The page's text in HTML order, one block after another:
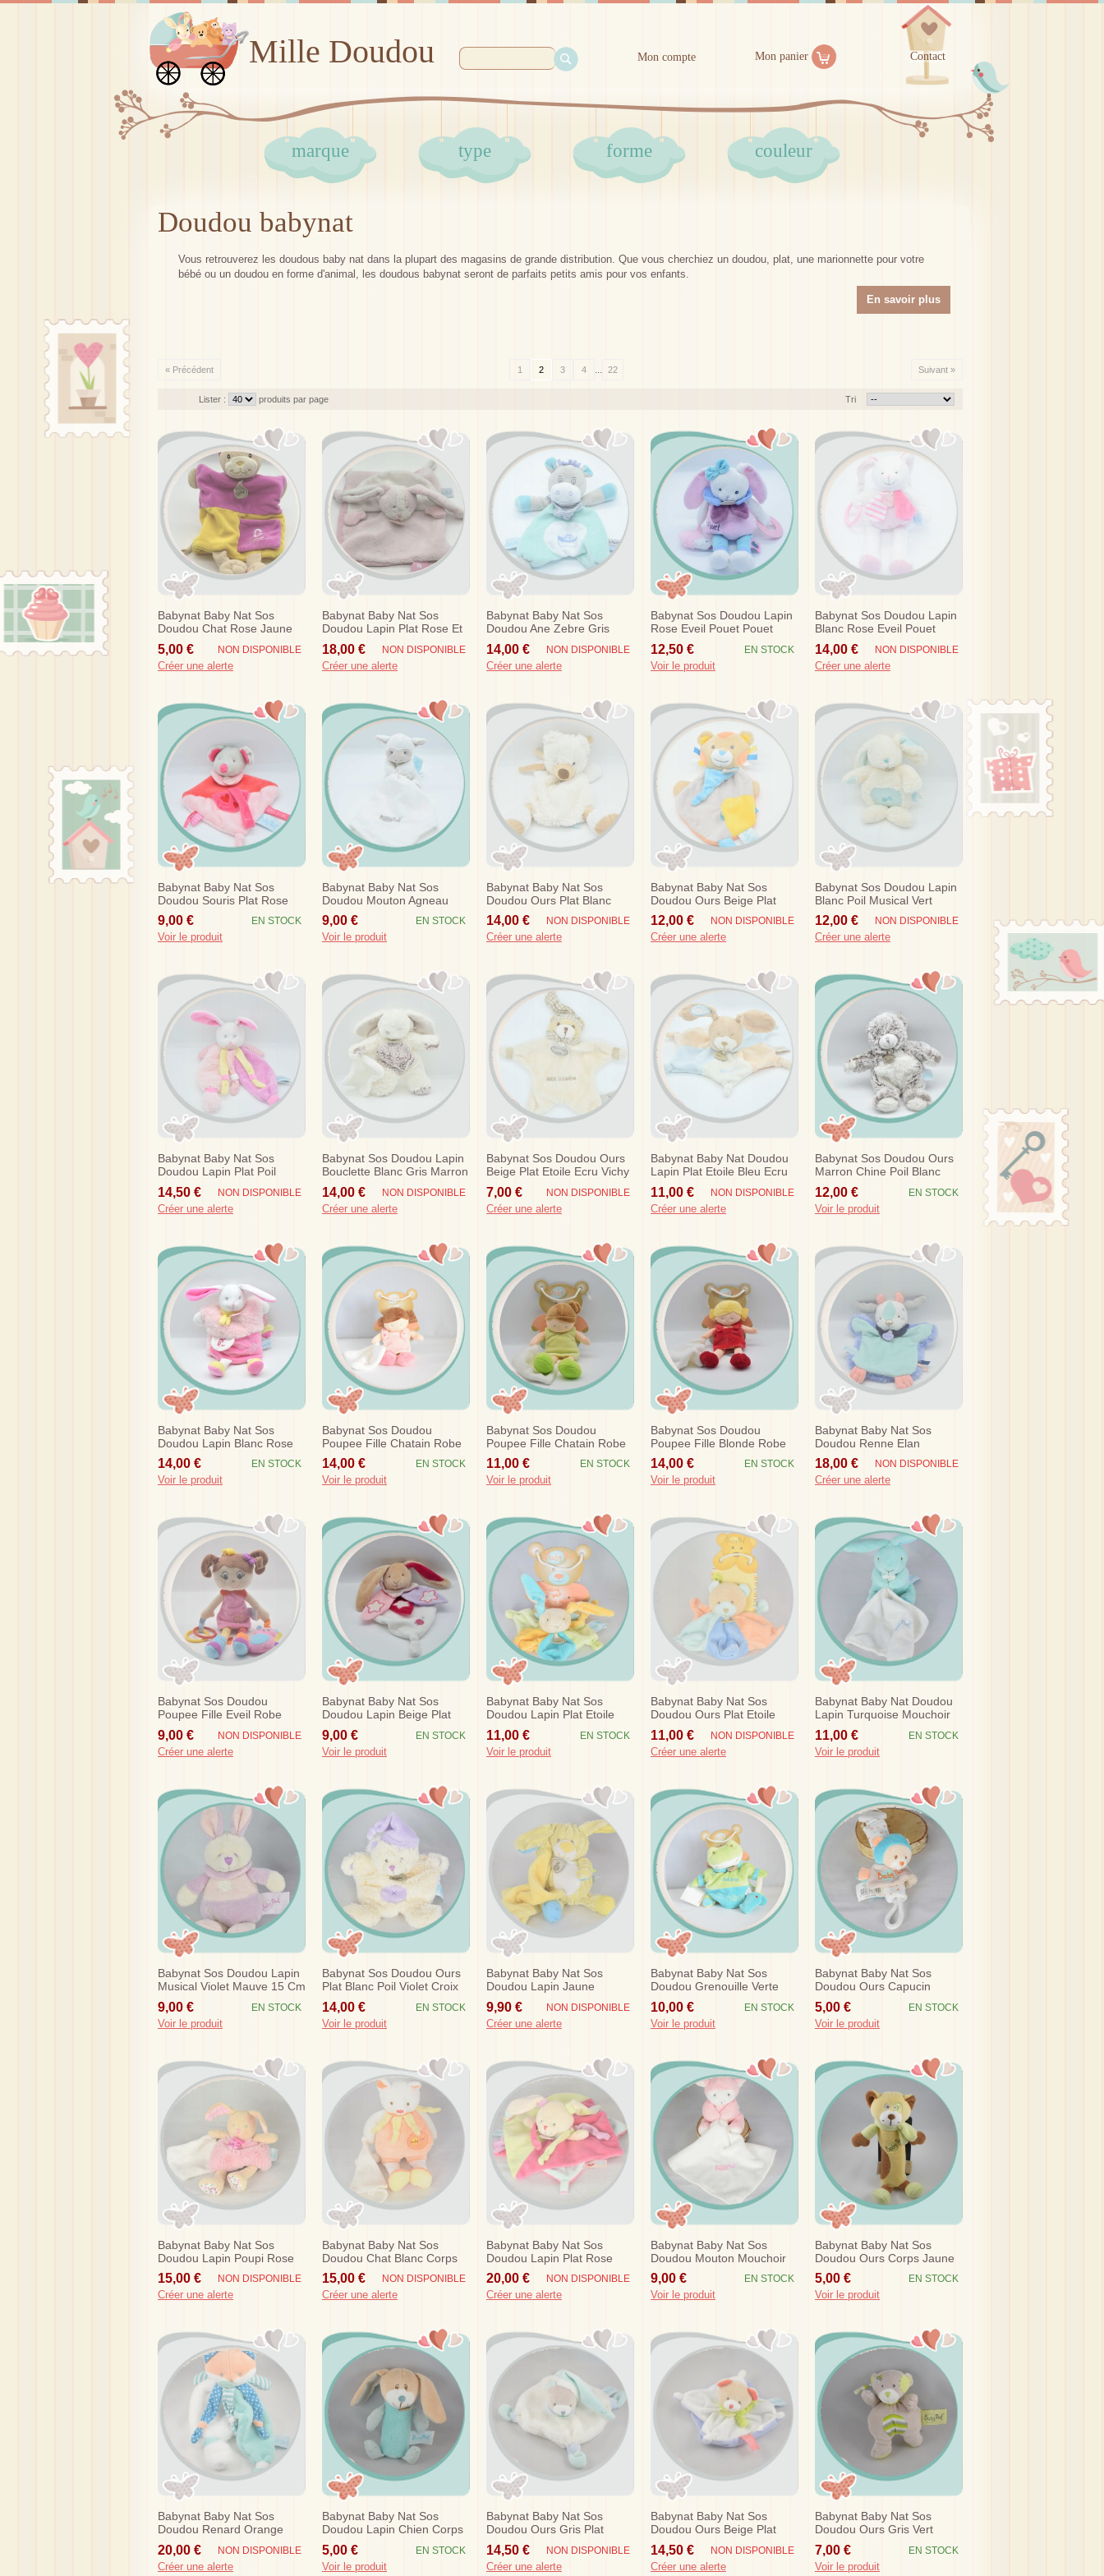
Mille Doudou Mon compte Mon panier Contact
marque type forme couleur
Doudou babynat
Vous retrouverez les doudous baby nat dans la plupart des magasins de grande distribution. Que vous cherchiez un doudou, plat, une marionnette pour votre
bébé ou un doudou en forme d'animal, les doudous babynat seront de parfaits petits amis pour vos enfants.
En savoir plus
« Précédent 1 2 3 4 ... 22 Suivant »
Tri
Lister : produits par page
Babynat Baby Nat Sos
Doudou Chat Rose Jaune
Marionnette C Comme
5,00 € NON DISPONIBLE
Créer une alerte
Babynat Baby Nat Sos
Doudou Lapin Plat Rose Et
Blanc Les Toudoux Bn0271
18,00 € NON DISPONIBLE
Créer une alerte
Babynat Baby Nat Sos
Doudou Ane Zebre Gris
Bleu Plat Picotin
14,00 € NON DISPONIBLE
Créer une alerte
Babynat Sos Doudou Lapin
Rose Eveil Pouet Pouet
Herisson Berry
12,50 € EN STOCK
Voir le produit
Babynat Sos Doudou Lapin
Blanc Rose Eveil Pouet
Pouet
14,00 € NON DISPONIBLE
Créer une alerte
Babynat Baby Nat Sos
Doudou Souris Plat Rose
Coeur Attache Tetine
9,00 € EN STOCK
Voir le produit
Babynat Baby Nat Sos
Doudou Mouton Agneau
Mouchoir Blanc Gris
9,00 € EN STOCK
Voir le produit
Babynat Baby Nat Sos
Doudou Ours Plat Blanc
Echarpe Beige Marron
Bn940
14,00 € NON DISPONIBLE
Créer une alerte
Babynat Baby Nat Sos
Doudou Ours Beige Plat
Indien Gris Jaune Orange
12,00 € NON DISPONIBLE
Créer une alerte
Babynat Sos Doudou Lapin
Blanc Poil Musical Vert
12,00 € NON DISPONIBLE
Créer une alerte
Babynat Baby Nat Sos
Doudou Lapin Plat Poil
Rose Fushia Jaune Poupi
14,50 € NON DISPONIBLE
Créer une alerte
Babynat Sos Doudou Lapin
Bouclette Blanc Gris Marron
Chine Mouchoir Bn664
14,00 € NON DISPONIBLE
Créer une alerte
Babynat Sos Doudou Ours
Beige Plat Etoile Ecru Vichy
7,00 € NON DISPONIBLE
Créer une alerte
Babynat Baby Nat Doudou
Lapin Plat Etoile Bleu Ecru
Miam
11,00 € NON DISPONIBLE
Créer une alerte
Babynat Sos Doudou Ours
Marron Chine Poil Blanc
Flocons
12,00 € EN STOCK
Voir le produit
Babynat Baby Nat Sos
Doudou Lapin Blanc Rose
Marionnette F Douillettes
14,00 € EN STOCK
Voir le produit
Babynat Sos Doudou
Poupee Fille Chatain Robe
Rose Clair Chipies Bn757
14,00 € EN STOCK
Voir le produit
Babynat Sos Doudou
Poupee Fille Chatain Robe
Verte Chipies Bn757
11,00 € EN STOCK
Voir le produit
Babynat Sos Doudou
Poupee Fille Blonde Robe
Rose Fushia Chipies Bn757
14,00 € EN STOCK
Voir le produit
Babynat Baby Nat Sos
Doudou Renne Elan
Neskimos Marionnette
Bn0398
18,00 € NON DISPONIBLE
Créer une alerte
Babynat Sos Doudou
Poupee Fille Eveil Robe
Rose
9,00 € NON DISPONIBLE
Créer une alerte
Babynat Baby Nat Sos
Doudou Lapin Beige Plat
Blanc Rose Fluorescent
Etoile
9,00 € EN STOCK
Voir le produit
Babynat Baby Nat Sos
Doudou Lapin Plat Etoile
Vert Jaune
11,00 € EN STOCK
Voir le produit
Babynat Baby Nat Sos
Doudou Ours Plat Etoile
Bleu Orange
11,00 € NON DISPONIBLE
Créer une alerte
Babynat Baby Nat Doudou
Lapin Turquoise Mouchoir
Blanc
11,00 € EN STOCK
Voir le produit
Babynat Sos Doudou Lapin
Musical Violet Mauve 15 Cm
9,00 € EN STOCK
Voir le produit
Babynat Sos Doudou Ours
Plat Blanc Poil Violet Croix
14,00 € EN STOCK
Voir le produit
Babynat Baby Nat Sos
Doudou Lapin Jaune
Coteles Mouchoir Bn735
9,90 € NON DISPONIBLE
Créer une alerte
Babynat Baby Nat Sos
Doudou Grenouille Verte
Bleu Zoe
10,00 € EN STOCK
Voir le produit
Babynat Baby Nat Sos
Doudou Ours Capucin
Attache Tetine Bleu Gris
5,00 € EN STOCK
Voir le produit
Babynat Baby Nat Sos
Doudou Lapin Poupi Rose
Fleurs Mouchoir Bn0110
15,00 € NON DISPONIBLE
Créer une alerte
Babynat Baby Nat Sos
Doudou Chat Blanc Corps
Orange Mouchoir
15,00 € NON DISPONIBLE
Créer une alerte
Babynat Baby Nat Sos
Doudou Lapin Plat Rose
Vert Gourmandise
20,00 € NON DISPONIBLE
Créer une alerte
Babynat Baby Nat Sos
Doudou Mouton Mouchoir
Rose
9,00 € EN STOCK
Voir le produit
Babynat Baby Nat Sos
Doudou Ours Corps Jaune
Marron Baton
5,00 € EN STOCK
Voir le produit
Babynat Baby Nat Sos
Doudou Renard Orange
Plat Blanc Vert A Poil
Mouchoir Poupi
20,00 € NON DISPONIBLE
Créer une alerte
Babynat Baby Nat Sos
Doudou Lapin Chien Corps
Bleu Turquoise Baton Pouet
Pouet
5,00 € EN STOCK
Voir le produit
Babynat Baby Nat Sos
Doudou Ours Gris Plat
Blanc Vert Eau Bn0168
14,50 € NON DISPONIBLE
Créer une alerte
Babynat Baby Nat Sos
Doudou Ours Beige Plat
Carre Blanc Violet Irons Au
Bois
14,50 € NON DISPONIBLE
Créer une alerte
Babynat Baby Nat Sos
Doudou Ours Gris Vert
Pansement
7,00 € EN STOCK
Voir le produit